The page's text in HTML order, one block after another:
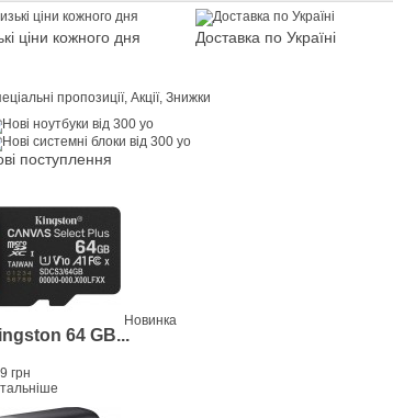
ціни кожного дня Доставка по Україні
пропозиції, Акції, Знижки
поступлення
Новинка
64 GB...
грн